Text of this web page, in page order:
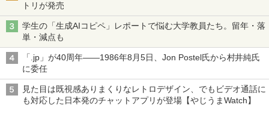
トリが発売
学生の「生成AIコピペ」レポートで悩む大学教員たち。留年・落
単・減点も
「.jp」が40周年――1986年8月5日、Jon Postel氏から村井純氏
に委任
見た目は既視感ありまくりなレトロデザイン、でもビデオ通話に
も対応した日本発のチャットアプリが登場【やじうまWatch】